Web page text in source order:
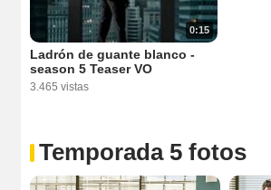
0:15
Ladrón de guante blanco -
season 5 Teaser VO
3.465 vistas
Temporada 5 fotos